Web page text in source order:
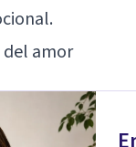
del amor